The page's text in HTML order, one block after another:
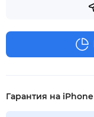
Гарантия на iPhone